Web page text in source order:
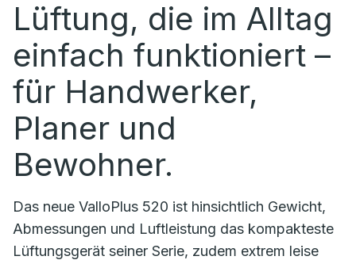
Lüftung, die im Alltag
einfach funktioniert –
für Handwerker,
Planer und
Bewohner.
Das neue ValloPlus 520 ist hinsichtlich Gewicht,
Abmessungen und Luftleistung das kompakteste
Lüftungsgerät seiner Serie, zudem extrem leise